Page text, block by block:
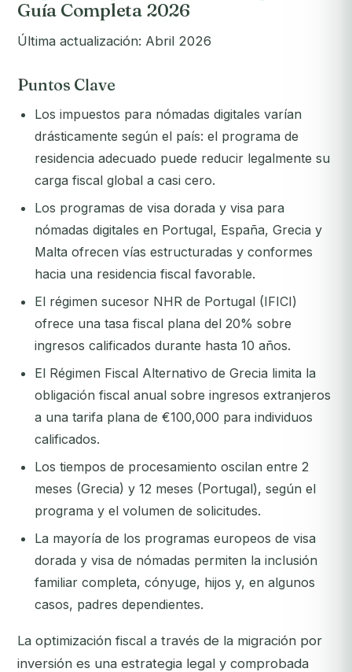
Guía Completa 2026
Última actualización: Abril 2026
Puntos Clave
Los impuestos para nómadas digitales varían
drásticamente según el país: el programa de
residencia adecuado puede reducir legalmente su
carga fiscal global a casi cero.
Los programas de visa dorada y visa para
nómadas digitales en Portugal, España, Grecia y
Malta ofrecen vías estructuradas y conformes
hacia una residencia fiscal favorable.
El régimen sucesor NHR de Portugal (IFICI)
ofrece una tasa fiscal plana del 20% sobre
ingresos calificados durante hasta 10 años.
El Régimen Fiscal Alternativo de Grecia limita la
obligación fiscal anual sobre ingresos extranjeros
a una tarifa plana de €100,000 para individuos
calificados.
Los tiempos de procesamiento oscilan entre 2
meses (Grecia) y 12 meses (Portugal), según el
programa y el volumen de solicitudes.
La mayoría de los programas europeos de visa
dorada y visa de nómadas permiten la inclusión
familiar completa, cónyuge, hijos y, en algunos
casos, padres dependientes.
La optimización fiscal a través de la migración por
inversión es una estrategia legal y comprobada